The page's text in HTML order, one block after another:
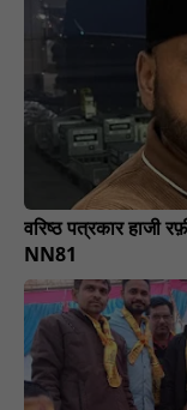
वरिष्ठ पत्रकार हाजी
NN81